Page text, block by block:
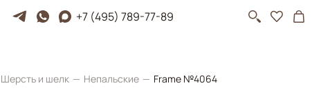
+7 (495) 789-77-89
Шерсть и шелк Непальские Frame №4064